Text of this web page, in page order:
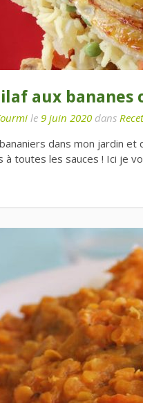
aux bananes
le 9 juin 2020 dans
bananiers dans mon jardin
à toutes les sauces ! Ici je